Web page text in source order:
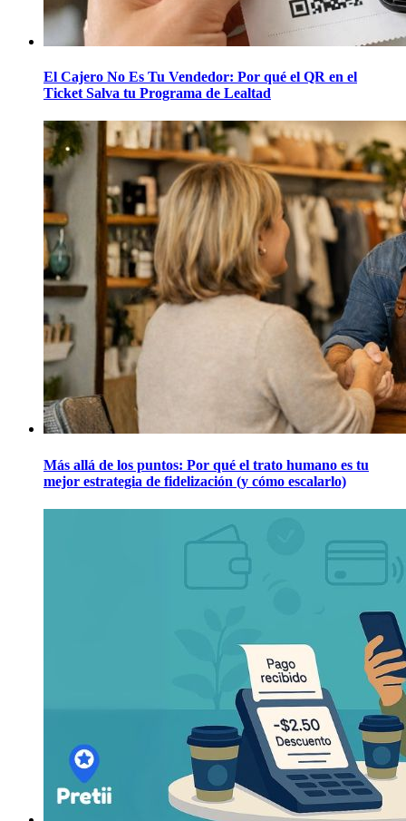
El Cajero No Es Tu Vendedor: Por qué el QR en el
Ticket Salva tu Programa de Lealtad
Más allá de los puntos: Por qué el trato humano es tu
mejor estrategia de fidelización (y cómo escalarlo)